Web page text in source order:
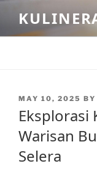
content
POSTED
ON
MAY 10, 2025 BY
Eksplorasi
Warisan
Selera